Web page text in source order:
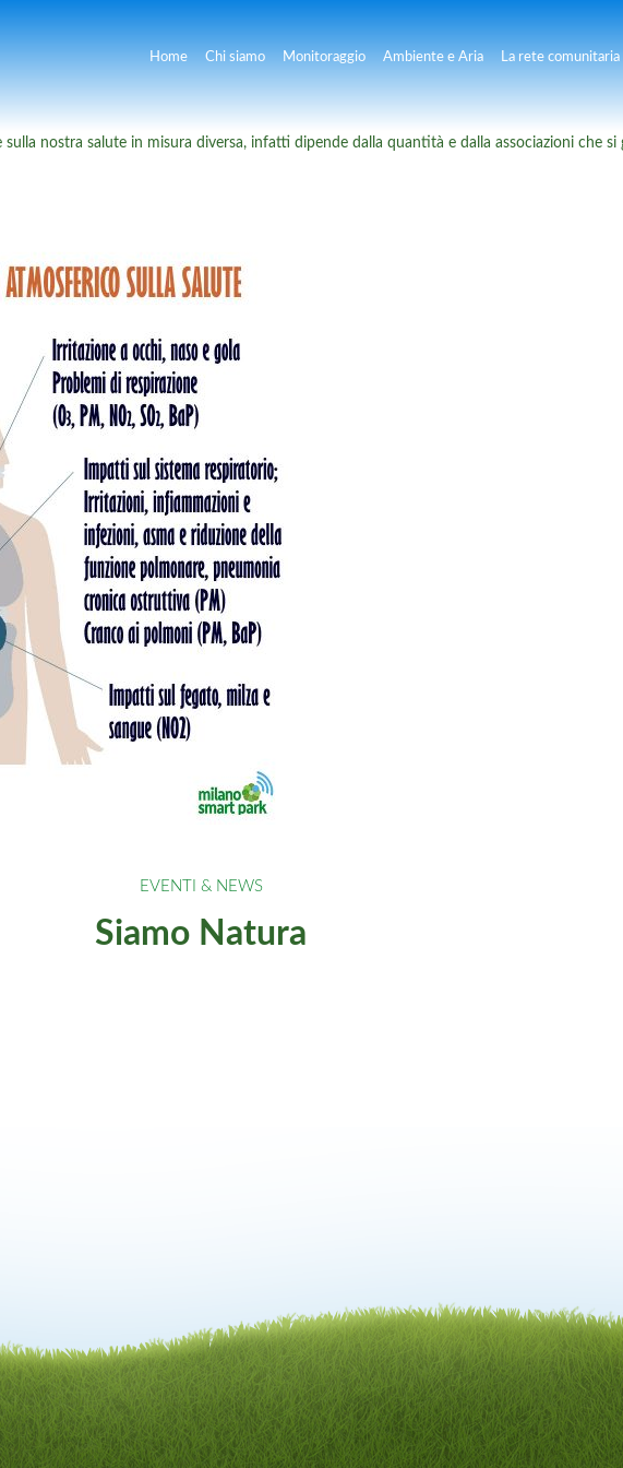
Home Chi siamo Monitoraggio Ambiente e Aria La rete comunitaria
nostra salute in misura diversa, infatti dipende dalla quantità e dalla associazioni che si
Siamo Natura